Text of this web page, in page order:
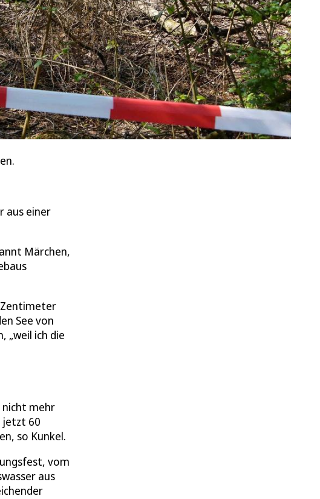
aus einer
Märchen,
Zentimeter
See von
„weil ich die
nicht mehr
jetzt 60
so Kunkel.
vom
aus